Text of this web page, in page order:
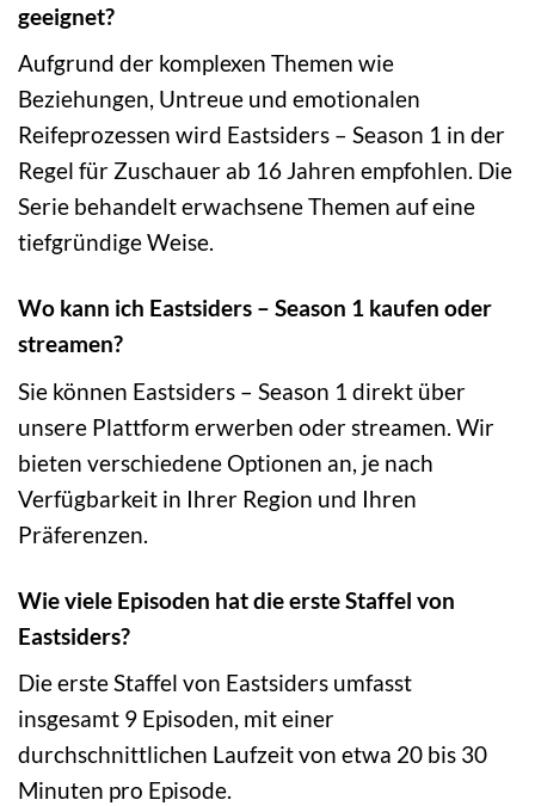
geeignet?
Aufgrund der komplexen Themen wie
Beziehungen, Untreue und emotionalen
Reifeprozessen wird Eastsiders – Season 1 in der
Regel für Zuschauer ab 16 Jahren empfohlen. Die
Serie behandelt erwachsene Themen auf eine
tiefgründige Weise.
Wo kann ich Eastsiders – Season 1 kaufen oder
streamen?
Sie können Eastsiders – Season 1 direkt über
unsere Plattform erwerben oder streamen. Wir
bieten verschiedene Optionen an, je nach
Verfügbarkeit in Ihrer Region und Ihren
Präferenzen.
Wie viele Episoden hat die erste Staffel von
Eastsiders?
Die erste Staffel von Eastsiders umfasst
insgesamt 9 Episoden, mit einer
durchschnittlichen Laufzeit von etwa 20 bis 30
Minuten pro Episode.